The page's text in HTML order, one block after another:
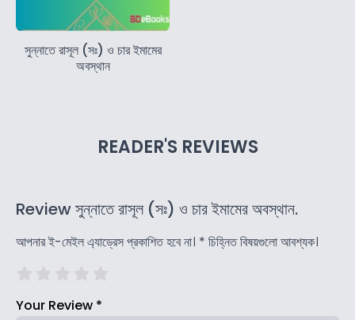
সুন্নাতে রাসূল (সঃ) ও চার ইমামের
অবস্থান
READER'S REVIEWS
Review সুন্নাতে রাসূল (সঃ) ও চার ইমামের অবস্থান.
আপনার ই-মেইল এ্যাড্রেস প্রকাশিত হবে না। * চিহ্নিত বিষয়গুলো আবশ্যক।
Your Review *